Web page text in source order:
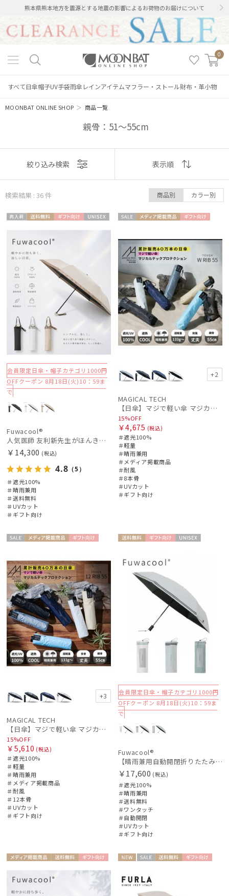
熊本県熊本地方を震源とする地震の影響によるお荷物のお届けについて
0
すべて日傘帽子UV手袋雨傘 レインアイテムマフラー・ストール財布・革小物
MOONBAT ONLINE SHOP ＞商品一覧
親骨：51～55cm
絞り込み
レディース メンズ キッズ
カテゴリー
ブランド
傘機能
マフラー・ストール・スカーフ
帽子
手袋・アームカバー
表示
おすすめ
価格の高い
順
価格の低い
順
人気順
売上点数順
お気に入り
絞り込み検索 表示順
検索結果 : 36件 商品別 カラー別
荷
向け
会員限定日傘・帽子カテゴリ1000円
OFFクーポン 8月18日(火)10：59ま
で
Fuwacool®
人気医師 友利新先生がほんきで作った”絶対に忘れない誰でも日傘” 55【晴雨兼用折りたたみ日傘】フワクール® (Fuwacool®) 雨の日OK 軽量 遮光100% UV100%
￥14,300 (税込)
4.8 （5）
＃遮光100%
＃晴雨兼用
＃送料無料
＃UVカット
＃ギフト向け
ル
載商品
向け
+2
MAGICAL TECH
【日傘】マジで軽い傘 マジカルテックプロテクション（MAGICAL TECH PROTECTION）Tough W rib55cm 耐風 軽量 遮光100
15%OFF
￥4,675 (税込)
＃遮光100%
＃軽量
＃晴雨兼用
＃メディア掲載商品
＃耐風
＃8本骨
＃UVカット
＃ギフト向け
X
+3
MAGICAL TECH
【日傘】マジで軽い傘 マジカルテックプロテクション（MAGICAL TECH PROTECTION）Tough 12 rib55cm
15%OFF
￥5,610 (税込)
＃遮光100%
＃軽量
＃晴雨兼用
＃メディア掲載商品
＃耐風
＃12本骨
＃UVカット
＃ギフト向け
料
会員限定日傘・帽子カテゴリ1000円
OFFクーポン 8月18日(火)10：59ま
で
Fuwacool®
【晴雨兼用自動開閉折りたたみ日傘】フワクール®（Fuwacool®）ダブルライン 遮光100 UV100 ワンタッチ開閉
￥17,600 (税込)
＃遮光100%
＃晴雨兼用
＃送料無料
＃ワンタッチ
＃自動開閉
＃UVカット
＃ギフト向け
載商品
料
向け
WOME
ル
WOME
N